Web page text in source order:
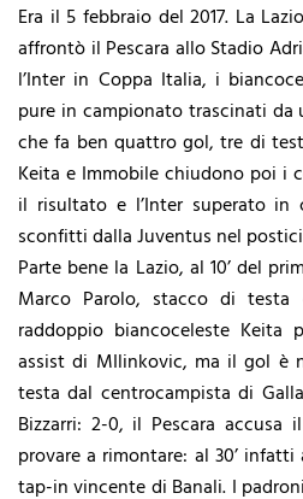
Era il 5 febbraio del 2017. La
affrontò il Pescara allo Stadio
l’Inter in Coppa Italia, i
pure in campionato trascinati da
che fa ben quattro gol, tre di
Keita e Immobile chiudono poi i
il risultato e l’Inter superato in
sconfitti dalla Juventus nel
Parte bene la Lazio, al 10’ del
Marco Parolo, stacco di
raddoppio biancoceleste
assist di MIlinkovic, ma il gol è
testa dal centrocampista di
Bizzarri: 2-0, il Pescara
provare a rimontare: al 30’
tap-in vincente di Banali. I